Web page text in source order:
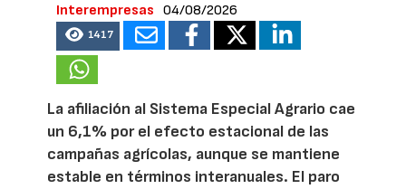
Interempresas
04/08/2026
1417
La afiliación al Sistema Especial Agrario cae
un 6,1% por el efecto estacional de las
campañas agrícolas, aunque se mantiene
estable en términos interanuales. El paro